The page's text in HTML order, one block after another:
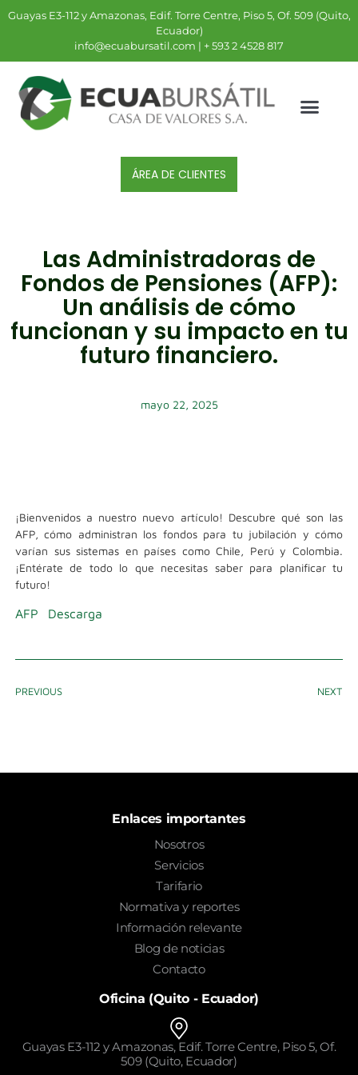
Guayas E3-112 y Amazonas, Edif. Torre Centre, Piso 5, Of. 509 (Quito,
Ecuador)
info@ecuabursatil.com | + 593 2 4528 817
ÁREA DE CLIENTES
Las Administradoras de
Fondos de Pensiones (AFP):
Un análisis de cómo
funcionan y su impacto en tu
futuro financiero.
mayo 22, 2025
¡Bienvenidos a nuestro nuevo artículo! Descubre qué son las
AFP, cómo administran los fondos para tu jubilación y cómo
varían sus sistemas en países como Chile, Perú y Colombia.
¡Entérate de todo lo que necesitas saber para planificar tu
futuro!
AFP Descarga
PREVIOUS NEXT
Oficina (Quito - Ecuador)
Guayas E3-112 y Amazonas, Edif. Torre Centre, Piso 5, Of.
509 (Quito, Ecuador)
Enlaces importantes
Nosotros
Servicios
Tarifario
Normativa y reportes
Información relevante
Blog de noticias
Contacto